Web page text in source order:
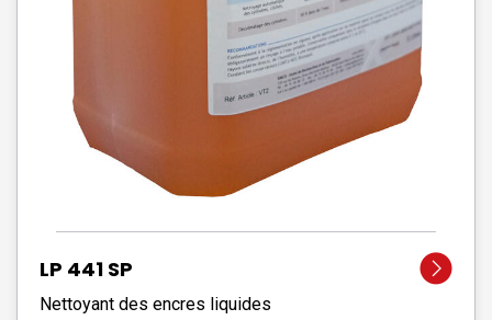
LP 441 SP
Nettoyant des encres liquides